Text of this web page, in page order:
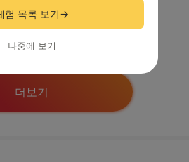
험 목록 보기→
나중에 보기
모니터
더보기